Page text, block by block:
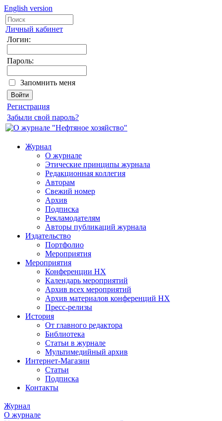
English version
Личный кабинет
Логин:
Пароль:
Запомнить меня
Регистрация
Забыли свой пароль?
Журнал
О журнале
Этические принципы журнала
Редакционная коллегия
Авторам
Свежий номер
Архив
Подписка
Рекламодателям
Авторы публикаций журнала
Издательство
Портфолио
Мероприятия
Мероприятия
Конференции НХ
Календарь мероприятий
Архив всех мероприятий
Архив материалов конференций НХ
Пресс-релизы
История
От главного редактора
Библиотека
Статьи в журнале
Мультимедийный архив
Интернет-Магазин
Статьи
Подписка
Контакты
Журнал
О журнале